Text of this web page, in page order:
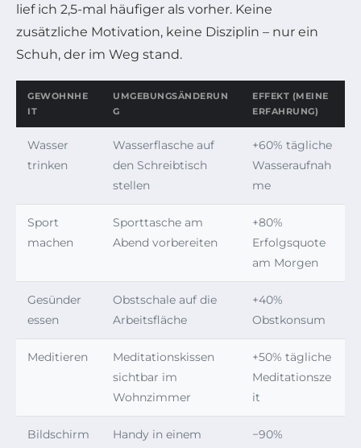
lief ich 2,5-mal häufiger als vorher. Keine
zusätzliche Motivation, keine Disziplin – nur ein
Schuh, der im Weg stand.
GEWOHNHE
IT
UMGEBUNGSÄNDERUN
G
EFFEKT (MEINE
ERFAHRUNG)
Wasser
trinken
Wasserflasche auf
den Schreibtisch
stellen
+60% tägliche
Wasseraufnah
me
Sport
machen
Sporttasche am
Abend vorbereiten
+80%
Erfolgsquote
am Morgen
Gesünder
essen
Obstschale auf die
Arbeitsfläche
+40%
Obstkonsum
Meditieren
Meditationskissen
sichtbar im
Wohnzimmer
+50% tägliche
Meditationsze
it
Bildschirm
Handy in einem
−90%